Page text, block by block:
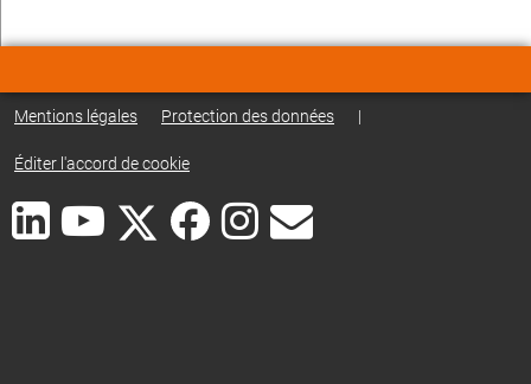
Mentions légales Protection des données |
Éditer l'accord de cookie